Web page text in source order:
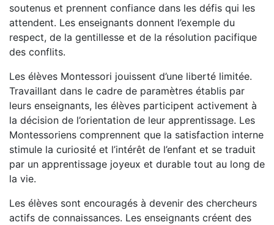
soutenus et prennent confiance dans les défis qui les
attendent. Les enseignants donnent l’exemple du
respect, de la gentillesse et de la résolution pacifique
des conflits.
Les élèves Montessori jouissent d’une liberté limitée.
Travaillant dans le cadre de paramètres établis par
leurs enseignants, les élèves participent activement à
la décision de l’orientation de leur apprentissage. Les
Montessoriens comprennent que la satisfaction interne
stimule la curiosité et l’intérêt de l’enfant et se traduit
par un apprentissage joyeux et durable tout au long de
la vie.
Les élèves sont encouragés à devenir des chercheurs
actifs de connaissances. Les enseignants créent des